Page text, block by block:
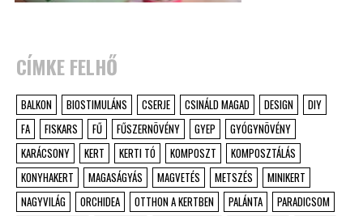
CÍMKE FELHŐ
BALKON BIOSTIMULÁNS CSERJE CSINÁLD MAGAD DESIGN
DIY
FA
FISKARS FŰ FŰSZERNÖVÉNY GYEP
GYÓGYNÖVÉNY
KARÁCSONY
KERT KERTI TÓ KOMPOSZT
KOMPOSZTÁLÁS
KONYHAKERT
MAGASÁGYÁS MAGVETÉS METSZÉS
MINIKERT
NAGYVILÁG
ORCHIDEA OTTHON A KERTBEN PALÁNTA
PARADICSOM